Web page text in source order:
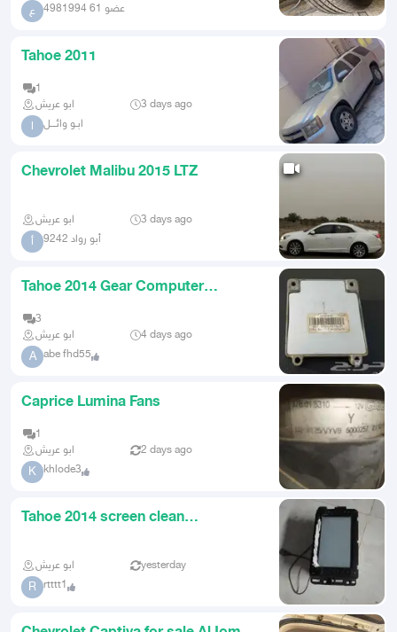
ع عضو 61 4981994
Tahoe 2011
1
ابو عريش
3 days ago
ا ابـو وائـــل
Chevrolet Malibu 2015 LTZ
ابو عريش 3 days ago
أ أبو رواد 9242
Tahoe 2014 Gear Computer
3
ابو عريش
4 days ago
A abe fhd55
Caprice Lumina Fans
1
ابو عريش
2 days ago
K khlode3
Tahoe 2014 screen clean
ابو عريش yesterday
R rtttt1